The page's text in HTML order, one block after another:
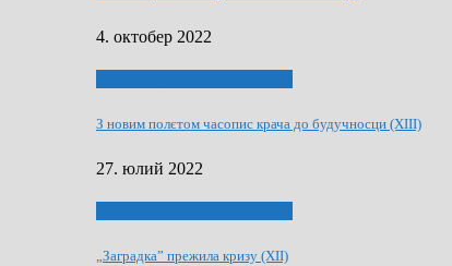
4. октобер 2022
З новим полєтом часопис крача до будучносци (XIII)
27. юлий 2022
„Заградка” прежила кризу (XII)